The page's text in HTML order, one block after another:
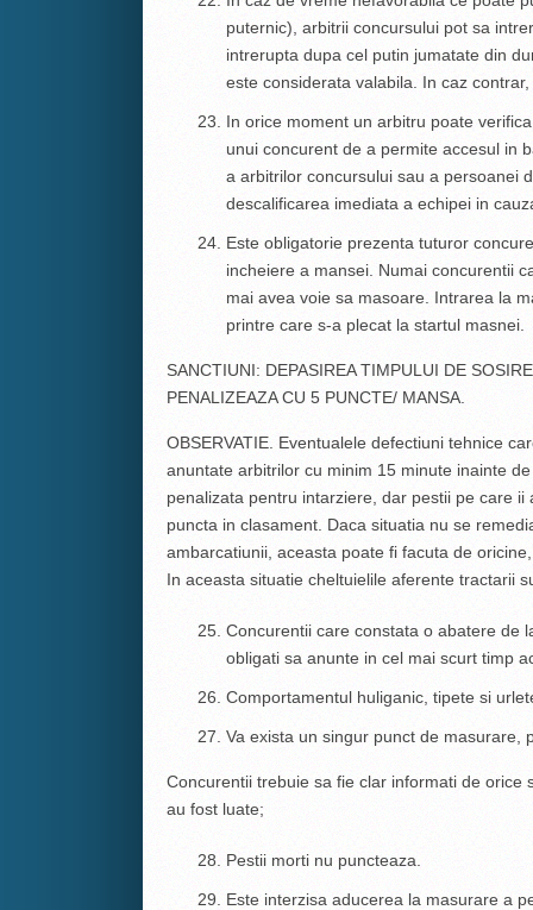
puternic), arbitrii concursului pot sa
intrerupta dupa cel putin jumatate din
este considerata valabila. In caz
In orice moment un arbitru poate
unui concurent de a permite accesul in
a arbitrilor concursului sau a persoanei
descalificarea imediata a echipei in
Este obligatorie prezenta tuturor
incheiere a mansei. Numai concurentii
mai avea voie sa masoare. Intrarea la
printre care s-a plecat la startul masnei.
SANCTIUNI: DEPASIREA TIMPULUI DE
PENALIZEAZA CU 5 PUNCTE/ MANSA.
OBSERVATIE. Eventualele defectiuni tehnice
anuntate arbitrilor cu minim 15 minute inainte
penalizata pentru intarziere, dar pestii pe care
puncta in clasament. Daca situatia nu se
ambarcatiunii, aceasta poate fi facuta de
In aceasta situatie cheltuielile aferente tractarii
Concurentii care constata o abatere de
obligati sa anunte in cel mai scurt timp
Comportamentul huliganic, tipete si
Va exista un singur punct de masurare,
Concurentii trebuie sa fie clar informati de
au fost luate;
Pestii morti nu puncteaza.
Este interzisa aducerea la masurare a